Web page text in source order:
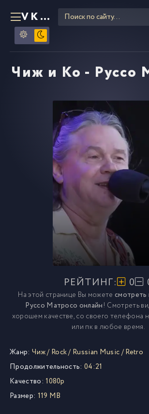
VKLIPE RU
Чиж и Ко - Руссо
РЕЙТИНГ: 0
На этой странице Вы можете смотреть
Руссо Матросо онлайн! Смотреть
хорошем качестве, со своего телефона
или пк в любое время.
Жанр: Чиж/ Rock/ Russian Music/Retro
Продолжительность: 04:21
Качество: 1080p
Размер: 119 MB